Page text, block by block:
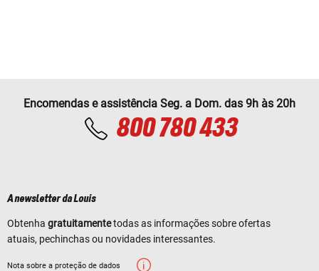
Encomendas e assistência Seg. a Dom. das 9h às 20h
800 780 433
A newsletter da Louis
Obtenha gratuitamentetodas as informações sobre ofertas
atuais, pechinchas ou novidades interessantes.
Nota sobre a proteção de dados